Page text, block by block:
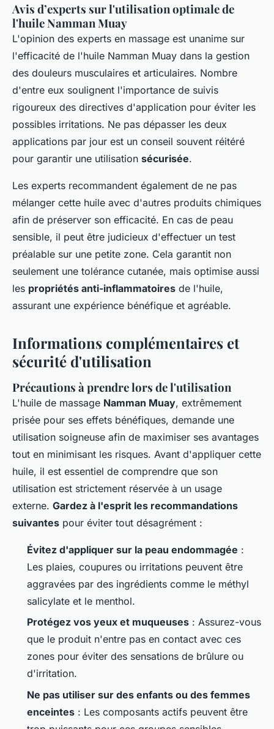
Avis d’experts sur l'utilisation optimale de
l'huile Namman Muay
L'opinion des experts en massage est unanime sur
l'efficacité de l'huile Namman Muay dans la gestion
des douleurs musculaires et articulaires. Nombre
d'entre eux soulignent l'importance de suivis
rigoureux des directives d'application pour éviter les
possibles irritations. Ne pas dépasser les deux
applications par jour est un conseil souvent réitéré
pour garantir une utilisation sécurisée.
Les experts recommandent également de ne pas
mélanger cette huile avec d'autres produits chimiques
afin de préserver son efficacité. En cas de peau
sensible, il peut être judicieux d'effectuer un test
préalable sur une petite zone. Cela garantit non
seulement une tolérance cutanée, mais optimise aussi
les propriétés anti-inflammatoires de l'huile,
assurant une expérience bénéfique et agréable.
Informations complémentaires et
sécurité d'utilisation
Précautions à prendre lors de l'utilisation
L'huile de massage Namman Muay, extrêmement
prisée pour ses effets bénéfiques, demande une
utilisation soigneuse afin de maximiser ses avantages
tout en minimisant les risques. Avant d'appliquer cette
huile, il est essentiel de comprendre que son
utilisation est strictement réservée à un usage
externe. Gardez à l'esprit les recommandations
suivantes pour éviter tout désagrément :
Évitez d'appliquer sur la peau endommagée :
Les plaies, coupures ou irritations peuvent être
aggravées par des ingrédients comme le méthyl
salicylate et le menthol.
Protégez vos yeux et muqueuses : Assurez-vous
que le produit n'entre pas en contact avec ces
zones pour éviter des sensations de brûlure ou
d'irritation.
Ne pas utiliser sur des enfants ou des femmes
enceintes : Les composants actifs peuvent être